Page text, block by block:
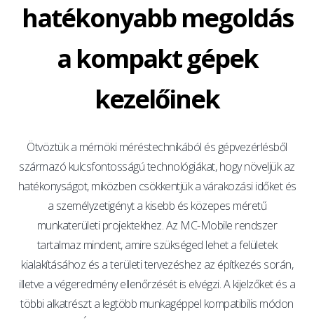
hatékonyabb megoldás
a kompakt gépek
kezelőinek
Ötvöztük a mérnöki méréstechnikából és gépvezérlésből
származó kulcsfontosságú technológiákat, hogy növeljük az
hatékonyságot, miközben csökkentjük a várakozási időket és
a személyzetigényt a kisebb és közepes méretű
munkaterületi projektekhez. Az MC-Mobile rendszer
tartalmaz mindent, amire szükséged lehet a felületek
kialakításához és a területi tervezéshez az építkezés során,
illetve a végeredmény ellenőrzését is elvégzi. A kijelzőket és a
többi alkatrészt a legtöbb munkagéppel kompatibilis módon